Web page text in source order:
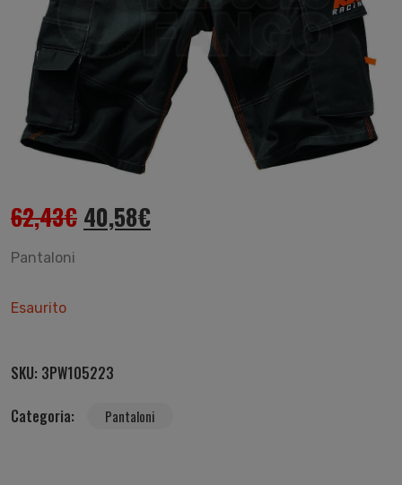
62,43€ 40,58€
Pantaloni
Esaurito
SKU: 3PW105223
Categoria:
Pantaloni